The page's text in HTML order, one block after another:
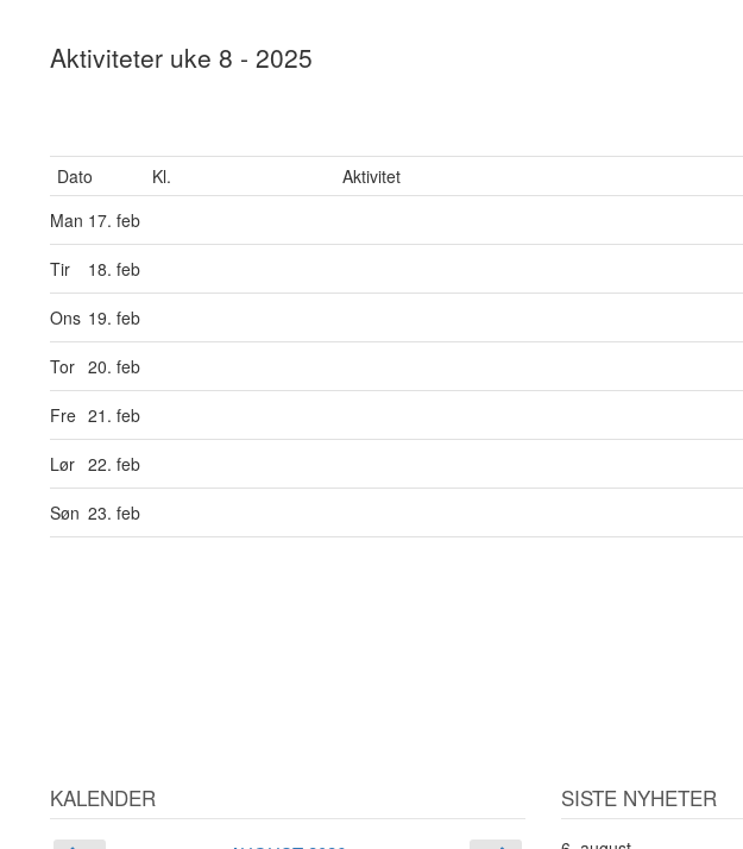
Aktiviteter uke 8 - 2025
Dato Kl. Aktivitet
Man 17. feb
Tir 18. feb
Ons 19. feb
Tor 20. feb
Fre 21. feb
Lør 22. feb
Søn 23. feb
KALENDER SISTE NYHETER